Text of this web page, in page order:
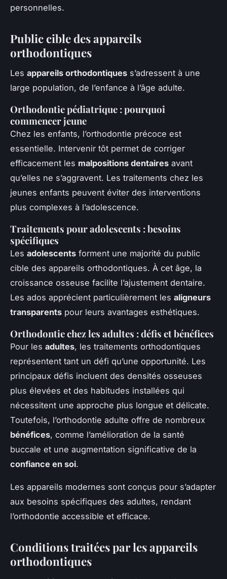
personnelles.
Public cible des appareils
orthodontiques
Les appareils orthodontiques s’adressent à une
large population, de l’enfance à l’âge adulte.
Orthodontie pédiatrique : pourquoi
commencer jeune
Chez les enfants, l’orthodontie précoce est
essentielle. Intervenir tôt permet de corriger
efficacement les malpositions dentaires avant
qu’elles ne s’aggravent. Les traitements chez les
jeunes enfants peuvent éviter des interventions
plus complexes à l’adolescence.
Traitements pour adolescents : besoins
spécifiques
Les adolescents forment une majorité du public
cible des appareils orthodontiques. À cet âge, la
croissance osseuse facilite l’ajustement dentaire.
Les ados apprécient particulièrement les aligneurs
transparents pour leurs avantages esthétiques.
Orthodontie chez les adultes : défis et bénéfices
Pour les adultes, les traitements orthodontiques
représentent tant un défi qu’une opportunité. Les
principaux défis incluent des densités osseuses
plus élevées et des habitudes installées qui
nécessitent une approche plus longue et délicate.
Toutefois, l’orthodontie adulte offre de nombreux
bénéfices, comme l’amélioration de la santé
buccale et une augmentation significative de la
confiance en soi.
Les appareils modernes sont conçus pour s’adapter
aux besoins spécifiques des adultes, rendant
l’orthodontie accessible et efficace.
Conditions traitées par les appareils
orthodontiques